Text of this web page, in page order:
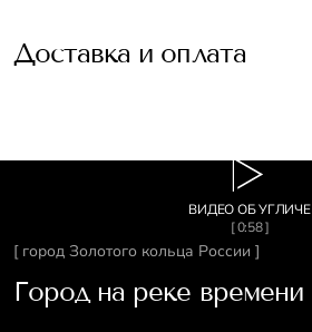
Доставка и оплата
ВИДЕО ОБ УГЛИЧЕ
[ 0:58 ]
[ город Золотого кольца России ]
Город на реке времени